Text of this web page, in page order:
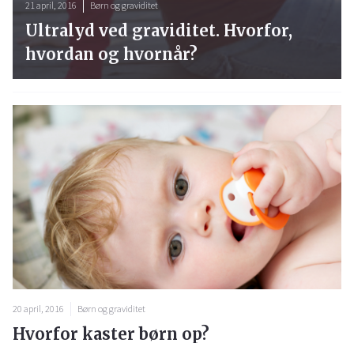
21 april, 2016 Børn og graviditet
Ultralyd ved graviditet. Hvorfor,
hvordan og hvornår?
20 april, 2016 Børn og graviditet
Hvorfor kaster børn op?